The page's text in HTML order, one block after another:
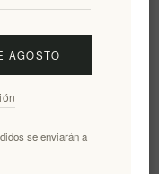
AGOSTO
se enviarán a